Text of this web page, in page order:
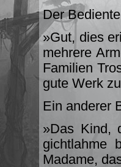
Der
»Gut, dies
mehrere
Familien
gute Werk
Ein anderer
»Das Kind,
gichtlahme
Madame,